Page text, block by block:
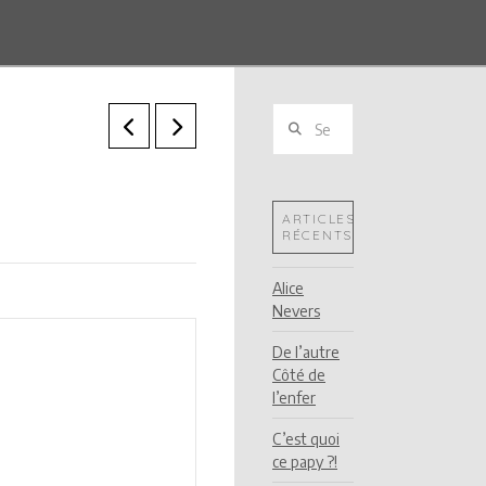
ARTICLES
RÉCENTS
Alice
Nevers
De l’autre
Côté de
l’enfer
C’est quoi
ce papy ?!